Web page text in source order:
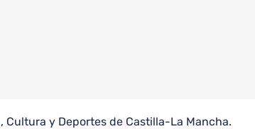
y Deportes de Castilla-La Mancha.